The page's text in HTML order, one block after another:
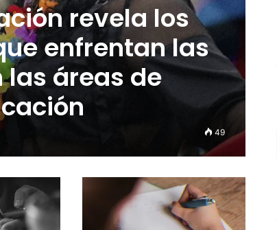
revela los
enfrentan las
las áreas de
49